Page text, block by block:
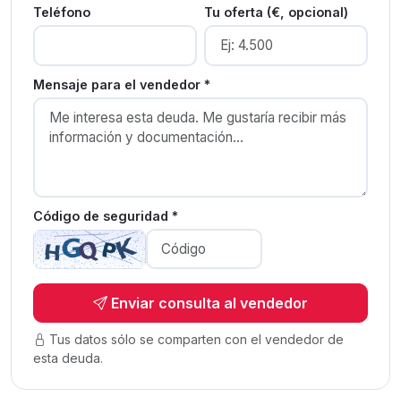
Teléfono Tu oferta (€, opcional)
Mensaje para el vendedor *
Código de seguridad *
Enviar consulta al vendedor
Tus datos sólo se comparten con el vendedor de
esta deuda.